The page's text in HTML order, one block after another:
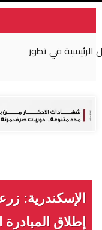
بعد خطأ “كارثي”..
إطلاق المبادرة